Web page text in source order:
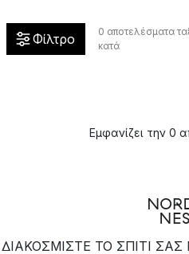
Φίλτρο 0 αποτελέσματα
κατά
Εμφανίζει την 0
ΔΙΑΚΟΣΜΙΣΤΕ ΤΟ ΣΠΙΤΙ ΣΑΣ